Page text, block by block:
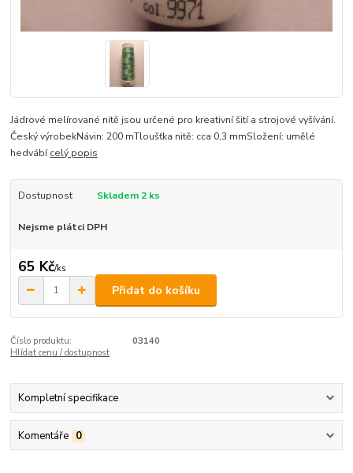
Jádrové melírované nitě jsou určené pro kreativní šití a strojové vyšívání.
Český výrobekNávin: 200 mTloušťka nitě: cca 0,3 mmSložení: umělé
hedvábícelý popis
Dostupnost Skladem 2 ks
Nejsme plátci DPH
65 Kč/ks
Přidat do košíku
Číslo produktu:
03140
Hlídat cenu / dostupnost
Kompletní specifikace
Komentáře 0